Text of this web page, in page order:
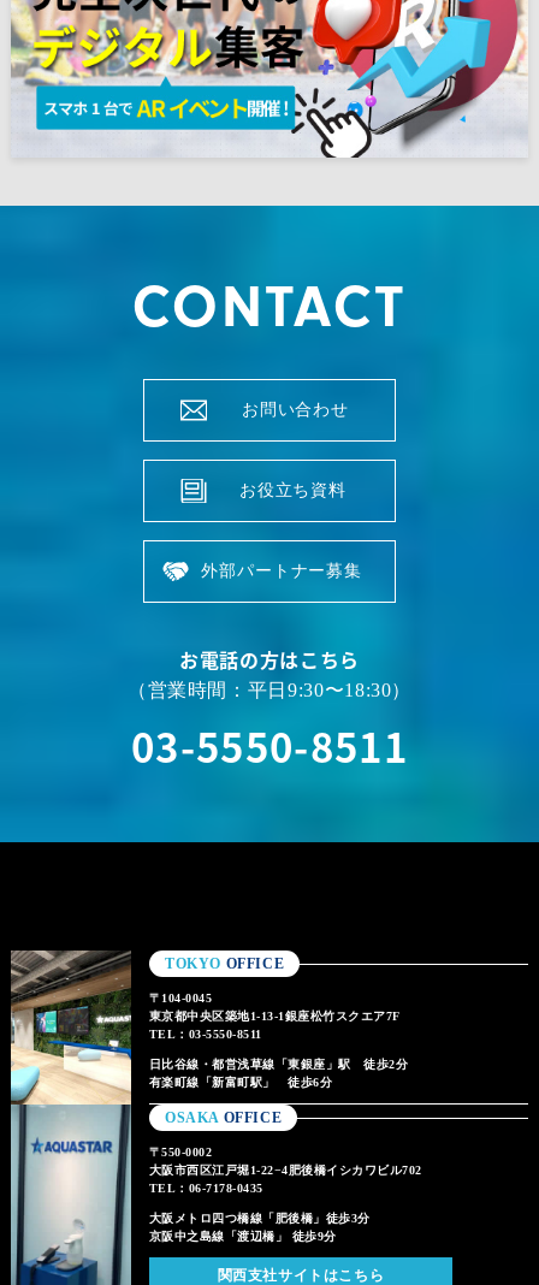
CONTACT
お問い合わせ
お役立ち資料
外部パートナー募集
お電話の方はこちら
（営業時間：平日9:30〜18:30）
03-5550-8511
TOKYO OFFICE
〒104-0045
東京都中央区築地1-13-1銀座松竹スクエア7F
TEL：03-5550-8511
日比谷線・都営浅草線「東銀座」駅 徒歩2分
有楽町線「新富町駅」 徒歩6分
OSAKA OFFICE
〒550-0002
大阪市西区江戸堀1-22−4肥後橋イシカワビル702
TEL：06-7178-0435
大阪メトロ四つ橋線「肥後橋」徒歩3分
京阪中之島線「渡辺橋」 徒歩9分
関西支社サイトはこちら